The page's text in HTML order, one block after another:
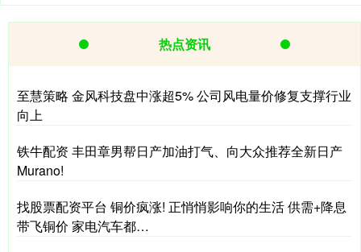
热点资讯
至慧策略 金风科技盘中涨超5% 公司风电量价修复支撑行业
向上
铁牛配资 丰田章男帮日产加油打气、向大众推荐全新日产
Murano!
找股票配资平台 铜价疯涨! 正悄悄影响你的生活 供需+降息
带飞铜价 家电汽车都…